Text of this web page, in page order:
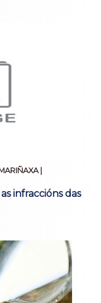
|
infraccións das